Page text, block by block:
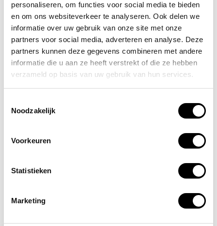
personaliseren, om functies voor social media te bieden
en om ons websiteverkeer te analyseren. Ook delen we
informatie over uw gebruik van onze site met onze
partners voor social media, adverteren en analyse. Deze
partners kunnen deze gegevens combineren met andere
informatie die u aan ze heeft verstrekt of die ze hebben
verzameld op basis van uw gebruik van hun services.
Noodzakelijk
Voorkeuren
Statistieken
Marketing
s'cure
VAN 249,00VOOR 159,00
49,95
POPULAIRE EN BEST VERKOCHT
shopper dames
laptoptas / aktetas /